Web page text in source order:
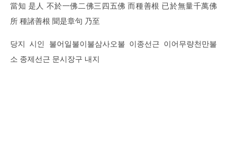
當知 是人 不於一佛二佛三四五佛 而種善根 已於無量千萬佛
所 種諸善根 聞是章句 乃至
당지 시인 불어일불이불삼사오불 이종선근 이어무량천만불
소 종제선근 문시장구 내지